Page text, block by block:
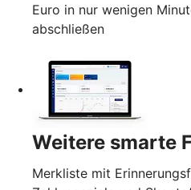
Euro in nur wenigen
abschließen
Weitere smarte
Merkliste mit